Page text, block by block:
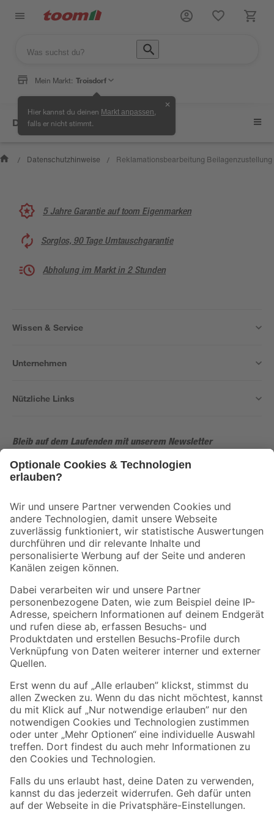
Mein Markt: Troisdorf
Hier kannst du deinen Markt anpassen
falls er nicht stimmt.
✕
Datenschutzhinweise
/ Datenschutzhinweise / Reklamationsbearbeitung Beilagenzustellung
5 Jahre Garantie auf toom Eigenmarken
Sorglos, 90 Tage Umtauschgarantie
Abholung im Markt in 2 Stunden
Wissen & Service
Unternehmen
Nützliche Links
Bleib auf dem Laufenden mit unserem Newsletter
Der toom Newsletter: Keine Angebote und Aktionen mehr verpassen!
Folge uns
Zahlungsarten Versandarten
Sicher einkaufen
Jetzt die toom-App herunterladen
Alle Preisangaben in EUR inkl. gesetzl. MwSt.. Die dargestellten Angebote sind unter
Umständen nicht in allen Märkten verfügbar. Die angegebenen Verfügbarkeiten beziehen
sich auf den unter "Mein Markt" ausgewählten toom Baumarkt. Alle Angebote und